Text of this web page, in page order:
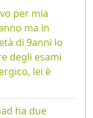
per mia
ma in
di 9anni lo
degli esami
lei è
ha due